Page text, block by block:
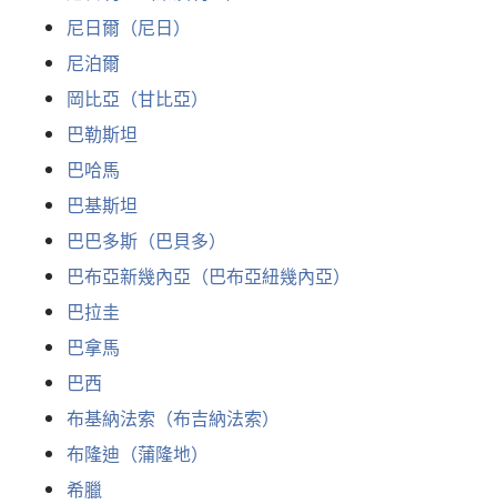
尼日爾（尼日）
尼泊爾
岡比亞（甘比亞）
巴勒斯坦
巴哈馬
巴基斯坦
巴巴多斯（巴貝多）
巴布亞新幾內亞（巴布亞紐幾內亞）
巴拉圭
巴拿馬
巴西
布基納法索（布吉納法索）
布隆迪（蒲隆地）
希臘